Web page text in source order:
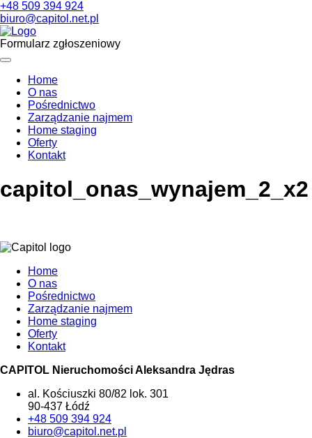
+48 509 394 924
biuro@capitol.net.pl
Formularz zgłoszeniowy
Home
O nas
Pośrednictwo
Zarządzanie najmem
Home staging
Oferty
Kontakt
capitol_onas_wynajem_2_x2
Home
O nas
Pośrednictwo
Zarządzanie najmem
Home staging
Oferty
Kontakt
CAPITOL Nieruchomości Aleksandra Jędras
al. Kościuszki 80/82 lok. 301
90-437 Łódź
+48 509 394 924
biuro@capitol.net.pl